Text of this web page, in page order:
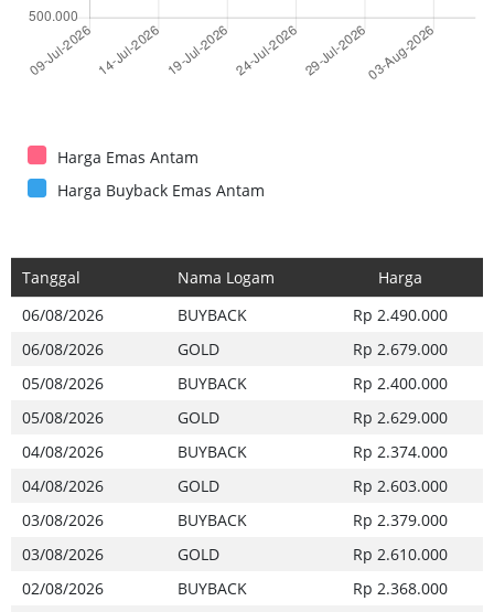
Harga Emas Antam
Harga Buyback Emas Antam
Tanggal Nama Logam
Harga
06/08/2026
BUYBACK
Rp 2.490.000
06/08/2026
GOLD
Rp 2.679.000
05/08/2026
BUYBACK
Rp 2.400.000
05/08/2026
GOLD
Rp 2.629.000
04/08/2026
BUYBACK
Rp 2.374.000
04/08/2026
GOLD
Rp 2.603.000
03/08/2026
BUYBACK
Rp 2.379.000
03/08/2026
GOLD
Rp 2.610.000
02/08/2026
BUYBACK
Rp 2.368.000